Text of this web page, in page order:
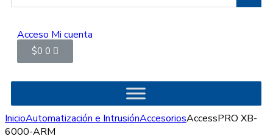
Acceso Mi cuenta
$0 0
InicioAutomatización e IntrusiónAccesoriosAccessPRO XB-
6000-ARM